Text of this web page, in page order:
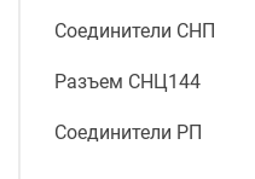
Соединители СНП
Разъем СНЦ144
Соединители РП